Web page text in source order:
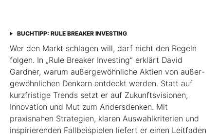
BUCHTIPP: RULE BREAKER INVESTING
Wer den Markt schlagen will, darf nicht den Regeln
folgen. In „Rule Breaker Investing“ erklärt David
Gardner, warum außergewöhnliche Aktien von außer­
gewöhnlichen Denkern entdeckt werden. Statt auf
kurzfristige Trends setzt er auf Zukunftsvisionen,
Innovation und Mut zum Andersdenken. Mit
praxisnahen Strategien, klaren Auswahlkriterien und
inspirierenden Fallbeispielen liefert er einen Leit­faden